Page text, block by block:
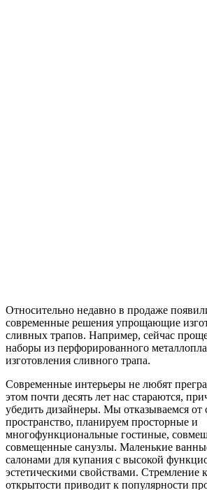
Относительно недавно в продаже
современные решения упрощающие
сливных трапов. Например, сейчас
наборы из перфорированного
изготовления сливного трапа.
Современные интерьеры не любят
этом почти десять лет нас стараются,
убедить дизайнеры. Мы отказываемся от
пространство, планируем просторные и
многофункциональные гостиные,
совмещенные санузлы. Маленькие
салонами для купания с высокой
эстетическими свойствами. Стремление
открытости приводит к популярности